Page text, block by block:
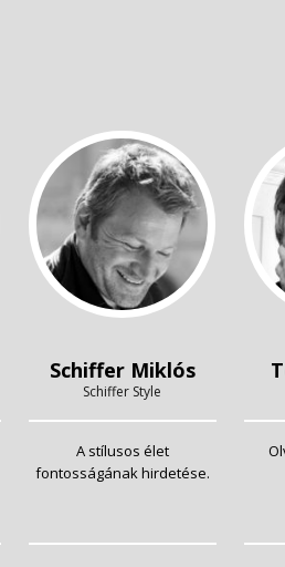
Schiffer Miklós
Schiffer Style
A stílusos élet
fontosságának hirdetése.